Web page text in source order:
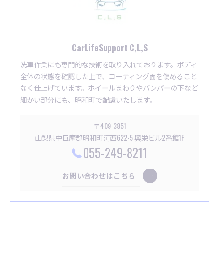
CarLifeSupport C,L,S
洗車作業にも専門的な技術を取り入れております。ボディ
全体の状態を確認した上で、コーティング面を傷めること
なく仕上げています。ホイールまわりやバンパーの下など
細かい部分にも、昭和町で配慮いたします。
〒409-3851
山梨県中巨摩郡昭和町河西622-5 興栄ビル2番館1F
055-249-8211
お問い合わせはこちら